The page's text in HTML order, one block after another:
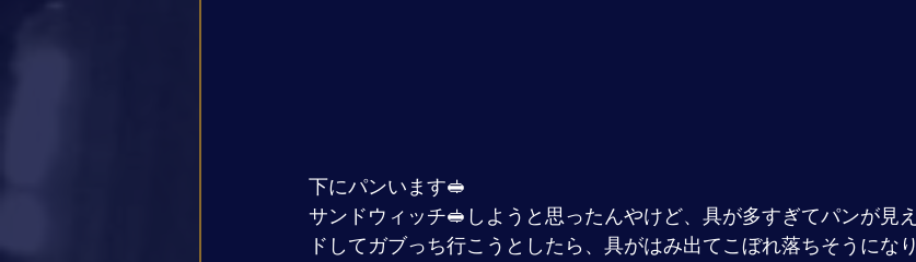
下にパンいます🥪
サンドウィッチ🥪しようと思ったんやけど、具が多すぎてパンが見
ドしてガブっち行こうとしたら、具がはみ出てこぼれ落ちそうにな